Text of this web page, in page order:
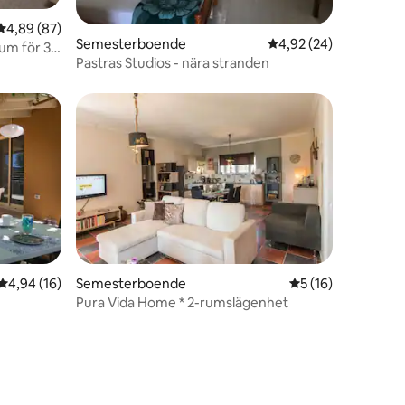
av 5 i genomsnittligt betyg, 87 omdömen
4,89 (87)
för 3
Semesterboende 4,92 av 5 i
4,92 (24)
Pastras Studios - nära stranden
av 5 i genomsnittligt betyg, 16 omdömen
4,94 (16)
Semesterboende 5 av 5 i
5 (16)
Pura Vida Home * 2-rumslägenhet